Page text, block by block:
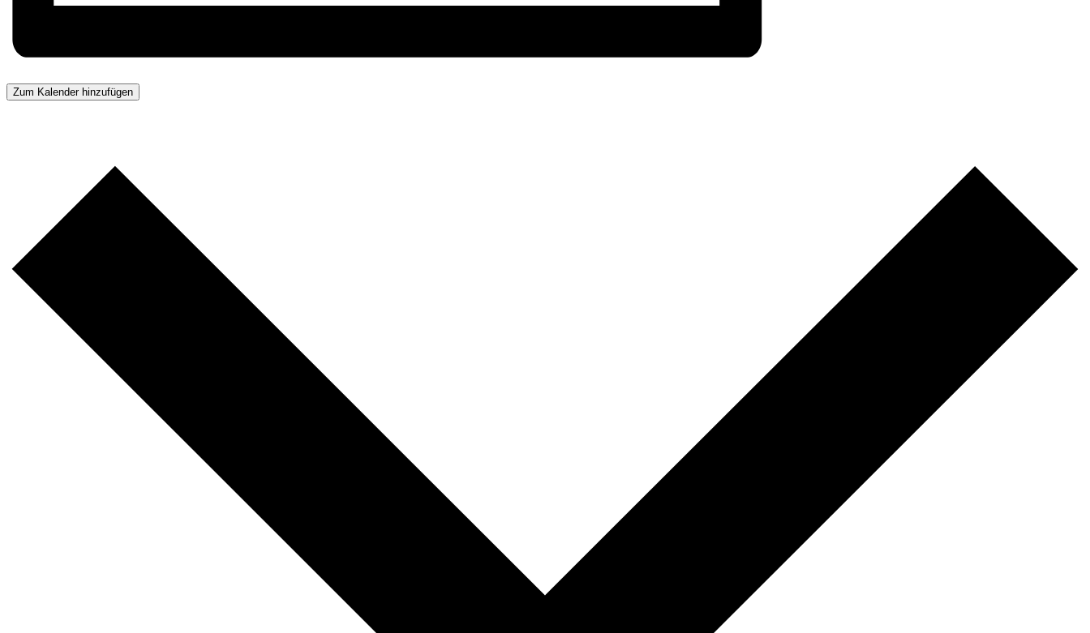
Zum Kalender hinzufügen